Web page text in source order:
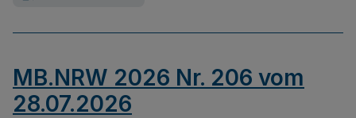
MB.NRW 2026 Nr. 206 vom
28.07.2026